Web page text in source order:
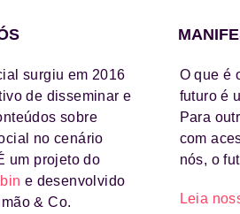
surgiu em 2016
de disseminar e
sobre
no cenário
um projeto do
e desenvolvido
& Co.
O que é
futuro é
Para
com
nós, o
Leia